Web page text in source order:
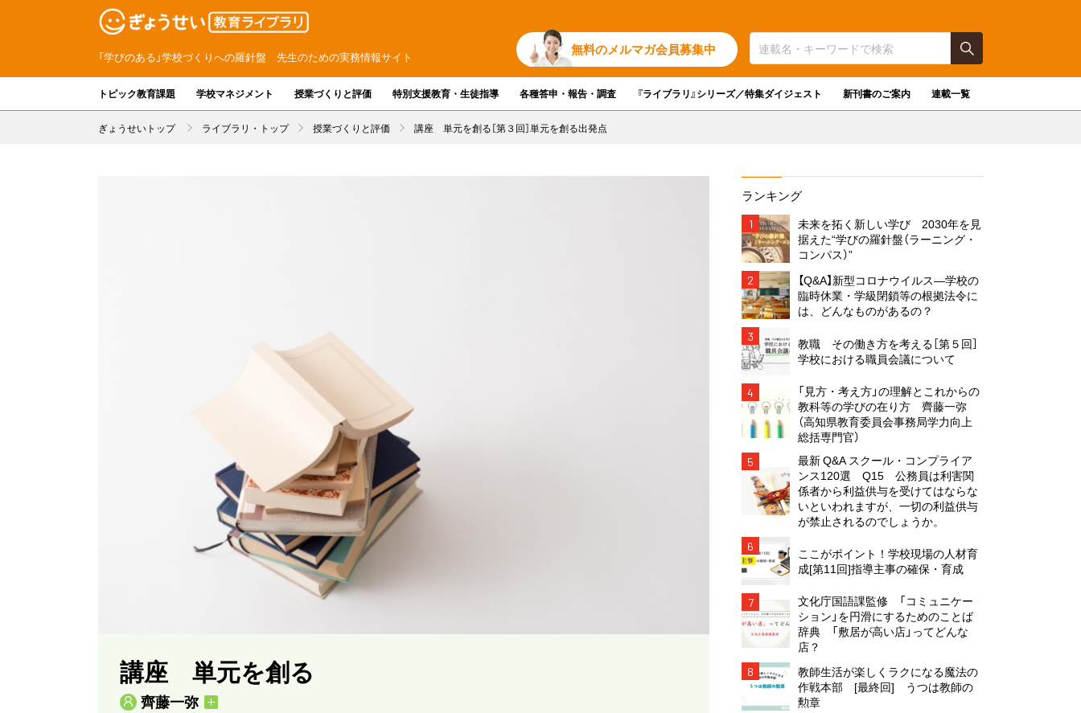
「学びのある」学校づくりへの羅針盤 先生のための実務情報サイト 無料のメルマガ会員募集中
トピック教育課題 学校マネジメント 授業づくりと評価 特別支援教育・生徒指導 各種答申・報告・調査 『ライブラリ』シリーズ／特集ダイジェスト 新刊書のご案内 連載一覧
ぎょうせいトップ ライブラリ・トップ 授業づくりと評価 講座 単元を創る［第３回］単元を創る出発点
講座 単元を創る
齊藤一弥
ランキング
1
未来を拓く新しい学び 2030年を見
据えた“学びの羅針盤（ラーニング・
コンパス）”
2
【Q&A】新型コロナウイルス―学校の
臨時休業・学級閉鎖等の根拠法令に
は、どんなものがあるの？
3
教職 その働き方を考える［第５回］
学校における職員会議について
4
「見方・考え方」の理解とこれからの
教科等の学びの在り方 齊藤一弥
（高知県教育委員会事務局学力向上
総括専門官）
5
最新 Q&A スクール・コンプライア
ンス120選 Q15 公務員は利害関
係者から利益供与を受けてはならな
いといわれますが、一切の利益供与
が禁止されるのでしょうか。
6
ここがポイント！学校現場の人材育
成[第11回]指導主事の確保・育成
7
文化庁国語課監修 「コミュニケー
ション」を円滑にするためのことば
辞典 「敷居が高い店」ってどんな
店？
8
教師生活が楽しくラクになる魔法の
作戦本部 [最終回] うつは教師の
勲章